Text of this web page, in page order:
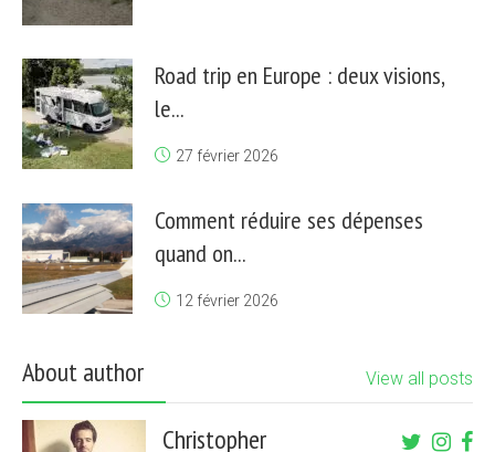
Road trip en Europe : deux visions,
le...
27 février 2026
Comment réduire ses dépenses
quand on...
12 février 2026
About author View all posts
Christopher